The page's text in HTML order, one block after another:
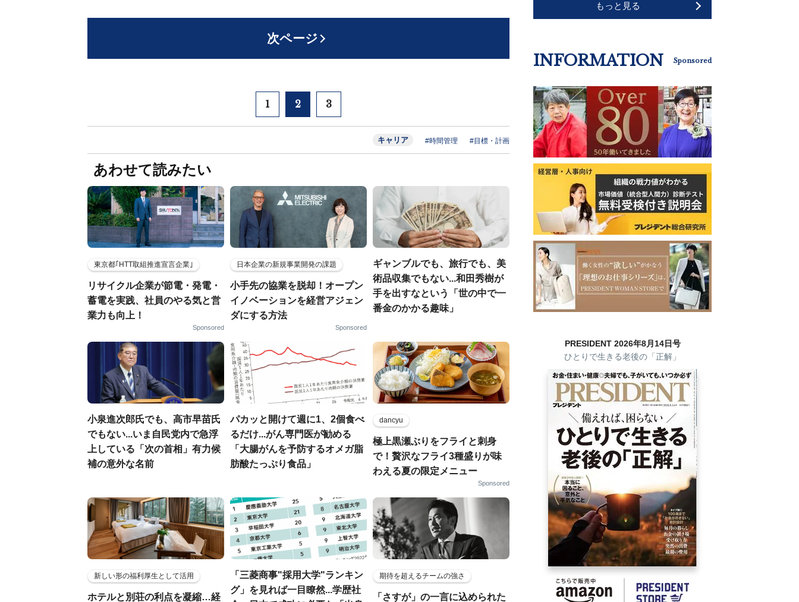
次ページ
1 2 3
キャリア #時間管理 #目標・計画
あわせて読みたい
東京都｢HTT取組推進宣言企業｣
リサイクル企業が節電・発電・
蓄電を実践、社員のやる気と営
業力も向上！
Sponsored
日本企業の新規事業開発の課題
小手先の協業を脱却！オープン
イノベーションを経営アジェン
ダにする方法
Sponsored
ギャンブルでも、旅行でも、美
術品収集でもない...和田秀樹が
手を出すなという「世の中で一
番金のかかる趣味」
小泉進次郎氏でも、高市早苗氏
でもない...いま自民党内で急浮
上している「次の首相」有力候
補の意外な名前
パカッと開けて週に1、2個食べ
るだけ...がん専門医が勧める
「大腸がんを予防するオメガ脂
肪酸たっぷり食品」
dancyu
極上黒瀬ぶりをフライと刺身
で！贅沢なフライ3種盛りが味
わえる夏の限定メニュー
Sponsored
新しい形の福利厚生として活用
ホテルと別荘の利点を凝縮…経
「三菱商事"採用大学"ランキン
グ」を見れば一目瞭然...学歴社
期待を超えるチームの強さ
「さすが」の一言に込められた
もっと見る
INFORMATION Sponsored
PRESIDENT 2026年8月14日号
ひとりで生きる老後の「正解」